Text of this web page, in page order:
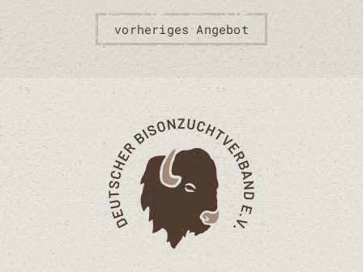
vorheriges Angebot